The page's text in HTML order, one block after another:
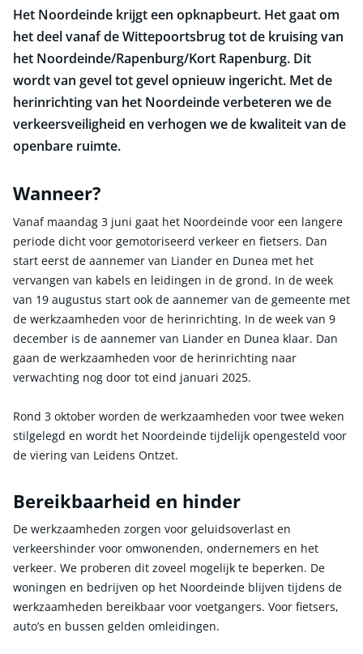
Het Noordeinde krijgt een opknapbeurt. Het gaat om
het deel vanaf de Wittepoortsbrug tot de kruising van
het Noordeinde/Rapenburg/Kort Rapenburg. Dit
wordt van gevel tot gevel opnieuw ingericht. Met de
herinrichting van het Noordeinde verbeteren we de
verkeersveiligheid en verhogen we de kwaliteit van de
openbare ruimte.
Wanneer?
Vanaf maandag 3 juni gaat het Noordeinde voor een langere
periode dicht voor gemotoriseerd verkeer en fietsers. Dan
start eerst de aannemer van Liander en Dunea met het
vervangen van kabels en leidingen in de grond. In de week
van 19 augustus start ook de aannemer van de gemeente met
de werkzaamheden voor de herinrichting. In de week van 9
december is de aannemer van Liander en Dunea klaar. Dan
gaan de werkzaamheden voor de herinrichting naar
verwachting nog door tot eind januari 2025.
Rond 3 oktober worden de werkzaamheden voor twee weken
stilgelegd en wordt het Noordeinde tijdelijk opengesteld voor
de viering van Leidens Ontzet.
Bereikbaarheid en hinder
De werkzaamheden zorgen voor geluidsoverlast en
verkeershinder voor omwonenden, ondernemers en het
verkeer. We proberen dit zoveel mogelijk te beperken. De
woningen en bedrijven op het Noordeinde blijven tijdens de
werkzaamheden bereikbaar voor voetgangers. Voor fietsers,
auto’s en bussen gelden omleidingen.